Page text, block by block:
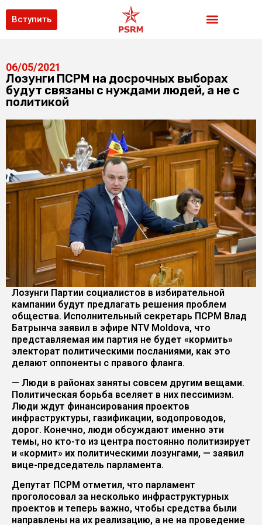
Вступить
06/05/2021
Лозунги ПСРМ на досрочных выборах
будут связаны с нуждами людей, а не с
политикой
Лозунги Партии социалистов в избирательной
кампании будут предлагать решения проблем
общества. Исполнительный секретарь ПСРМ Влад
Батрынча заявил в эфире NTV Moldova, что
представляемая им партия не будет «кормить»
электорат политическими посланиями, как это
делают оппоненты с правого фланга.
— Люди в районах заняты совсем другим вещами.
Политическая борьба вселяет в них пессимизм.
Люди ждут финансирования проектов
инфраструктуры, газификации, водопроводов,
дорог. Конечно, люди обсуждают именно эти
темы, но кто-то из центра постоянно политизирует
и «кормит» их политическими лозунгами, — заявил
вице-председатель парламента.
Депутат ПСРМ отметил, что парламент
проголосовал за несколько инфраструктурных
проектов и теперь важно, чтобы средства были
направлены на их реализацию, а не на проведение